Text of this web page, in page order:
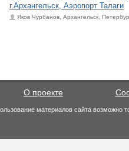
г.Архангельск, Аэропорт Талаги
Яков Чурбанов, Архангельск,
О проекте
материалов сайта возможно